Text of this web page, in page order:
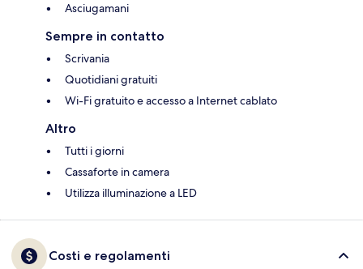
Asciugamani
Sempre in contatto
Scrivania
Quotidiani gratuiti
Wi-Fi gratuito e accesso a Internet cablato
Altro
Tutti i giorni
Cassaforte in camera
Utilizza illuminazione a LED
Costi e regolamenti